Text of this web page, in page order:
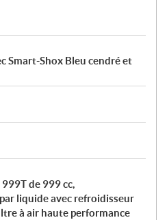
Smart-Shox Bleu cendré et
de 999 cc,
liquide avec refroidisseur
à air haute performance